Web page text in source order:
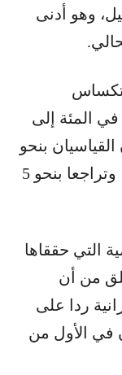
للبرميل، وهو أدنى
تكساس
الوسيط الأميركي 3.48 دولار أو 4.7 في المئة إلى
القياسيان بنحو
اثنين في المئة عند التسوية الاثنين، وتراجعا بنحو 5
التي حققاها
من أن
ردا على
في الأول من